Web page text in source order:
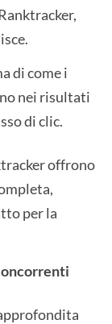
di come i
nei risultati
di clic.
offrono
per la